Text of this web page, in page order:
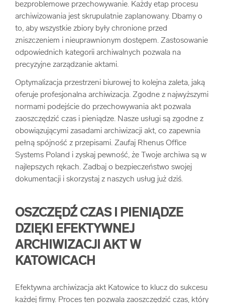
bezproblemowe przechowywanie. Każdy etap procesu
archiwizowania jest skrupulatnie zaplanowany. Dbamy o
to, aby wszystkie zbiory były chronione przed
zniszczeniem i nieuprawnionym dostępem. Zastosowanie
odpowiednich kategorii archiwalnych pozwala na
precyzyjne zarządzanie aktami.
Optymalizacja przestrzeni biurowej to kolejna zaleta, jaką
oferuje profesjonalna archiwizacja. Zgodne z najwyższymi
normami podejście do przechowywania akt pozwala
zaoszczędzić czas i pieniądze. Nasze usługi są zgodne z
obowiązującymi zasadami archiwizacji akt, co zapewnia
pełną spójność z przepisami. Zaufaj Rhenus Office
Systems Poland i zyskaj pewność, że Twoje archiwa są w
najlepszych rękach. Zadbaj o bezpieczeństwo swojej
dokumentacji i skorzystaj z naszych usług już dziś.
OSZCZĘDŹ CZAS I PIENIĄDZE
DZIĘKI EFEKTYWNEJ
ARCHIWIZACJI AKT W
KATOWICACH
Efektywna archiwizacja akt Katowice to klucz do sukcesu
każdej firmy. Proces ten pozwala zaoszczędzić czas, który